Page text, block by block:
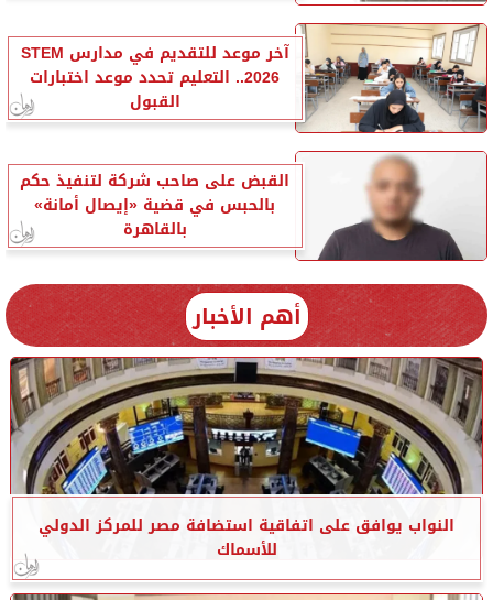
آخر موعد للتقديم في مدارس STEM
2026.. التعليم تحدد موعد اختبارات
القبول
القبض على صاحب شركة لتنفيذ حكم
بالحبس في قضية «إيصال أمانة»
بالقاهرة
أهم الأخبار
النواب يوافق على اتفاقية استضافة مصر للمركز الدولي
للأسماك